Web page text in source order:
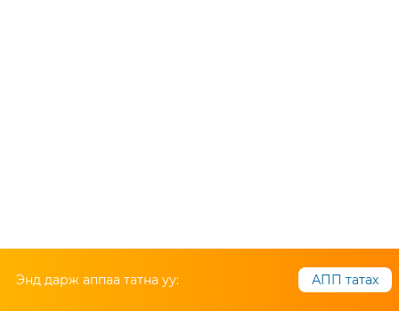
Энд дарж аппаа татна уу: АПП татах